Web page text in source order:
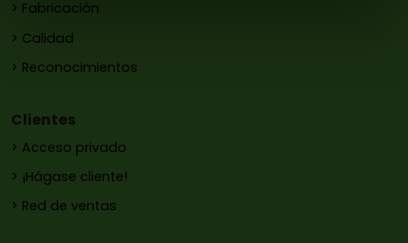
> Fabricación
> Calidad
> Reconocimientos
Clientes
> Acceso privado
> ¡Hágase cliente!
> Red de ventas